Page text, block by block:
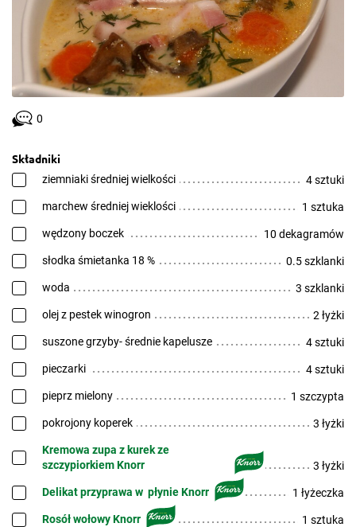
0
Składniki
ziemniaki średniej wielkości 4 sztuki
marchew średniej wieklości 1 sztuka
wędzony boczek 10 dekagramów
słodka śmietanka 18 % 0.5 szklanki
woda 3 szklanki
olej z pestek winogron 2 łyżki
suszone grzyby- średnie kapelusze 4 sztuki
pieczarki 4 sztuki
pieprz mielony 1 szczypta
pokrojony koperek 3 łyżki
Kremowa zupa z kurek ze
szczypiorkiem Knorr
3 łyżki
Delikat przyprawa w płynie Knorr 1 łyżeczka
Rosół wołowy Knorr 1 sztuka